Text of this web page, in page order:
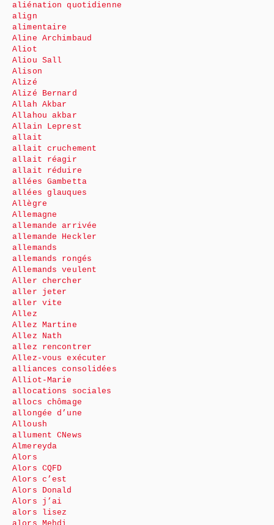
aliénation quotidienne
align
alimentaire
Aline Archimbaud
Aliot
Aliou Sall
Alison
Alizé
Alizé Bernard
Allah Akbar
Allahou akbar
Allain Leprest
allait
allait cruchement
allait réagir
allait réduire
allées Gambetta
allées glauques
Allègre
Allemagne
allemande arrivée
allemande Heckler
allemands
allemands rongés
Allemands veulent
Aller chercher
aller jeter
aller vite
Allez
Allez Martine
Allez Nath
allez rencontrer
Allez-vous exécuter
alliances consolidées
Alliot-Marie
allocations sociales
allocs chômage
allongée d’une
Alloush
allument CNews
Almereyda
Alors
Alors CQFD
Alors c’est
Alors Donald
Alors j’ai
alors lisez